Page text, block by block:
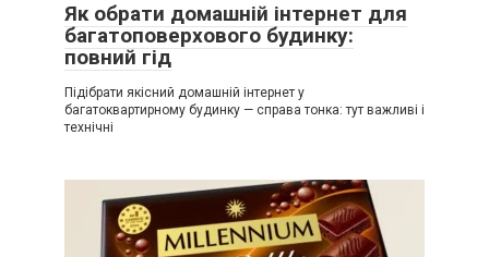
Як обрати домашній інтернет для
багатоповерхового будинку:
повний гід
Підібрати якісний домашній інтернет у
багатоквартирному будинку — справа тонка: тут важливі і
технічні